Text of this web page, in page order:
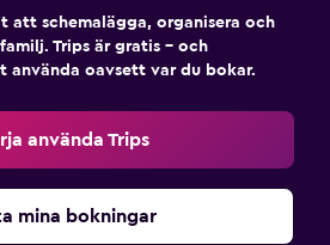
att schemalägga, organisera och
Trips är gratis – och
oavsett var du bokar.
använda Trips
mina bokningar